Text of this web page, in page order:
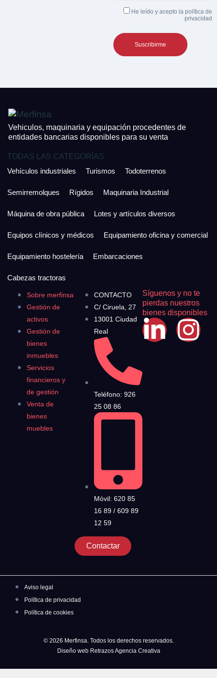
He leído y acepto la política de
privacidad
Vehiculos, maquinaria y equipación procedentes de
entidades bancarias disponibles para su venta
Sobre merfinsa
Gestión de
activos
Gestión de
bienes
inmuebles
Servicios
financieros y
de gestión
Venta de
bienes
muebles
CONTACTO
C/ Ciruela, 27
13001 Ciudad
Real
Teléfono: 926
25 08 86
Móvil: 620 85
16 89 / 609 89
12 59
Contactar
Síguenos y no te
pierdas nuestros
bienes disponibles
TODAS LAS CATEGORÍAS
Vehículos industriales
Turismos Todoterrenos
Semirremolques Rígidos Maquinaria Industrial
Máquina de obra pública Lotes y artículos diversos
Equipos clínicos y médicos Equipamiento oficina y comercial
Equipamiento hostelería Embarcaciones
Cabezas tractoras
Aviso legal
Política de privacidad
Política de cookies
© 2026 Merfinsa. Todos los derechos reservados.
Diseño web Retrazos Agencia Creativa
Acepto laPolítica de Privacidad.
Antes de enviar lee lasCondiciones de Usoy laPolítica de Privacidad, y a